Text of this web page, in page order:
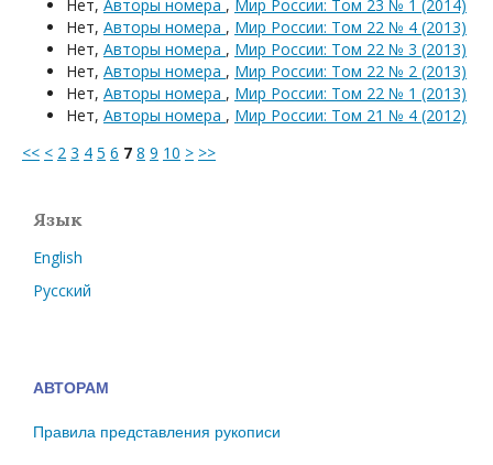
Нет, Авторы номера , Мир России: Том 23 № 1 (2014)
Нет, Авторы номера , Мир России: Том 22 № 4 (2013)
Нет, Авторы номера , Мир России: Том 22 № 3 (2013)
Нет, Авторы номера , Мир России: Том 22 № 2 (2013)
Нет, Авторы номера , Мир России: Том 22 № 1 (2013)
Нет, Авторы номера , Мир России: Том 21 № 4 (2012)
<< < 2 3 4 5 6 7 8 9 10 > >>
Язык
English
Русский
АВТОРАМ
Правила представления рукописи